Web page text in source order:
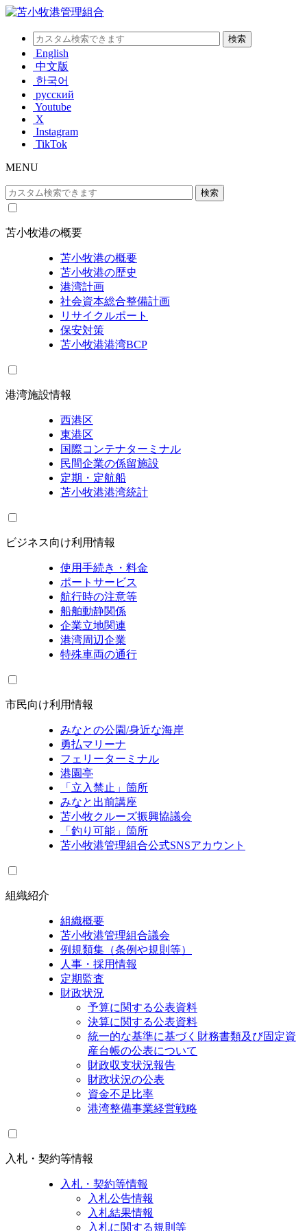
English
中文版
한국어
русский
Youtube
X
Instagram
TikTok
MENU
苫小牧港の概要
苫小牧港の概要
苫小牧港の歴史
港湾計画
社会資本総合整備計画
リサイクルポート
保安対策
苫小牧港港湾BCP
港湾施設情報
西港区
東港区
国際コンテナターミナル
民間企業の係留施設
定期・定航船
苫小牧港港湾統計
ビジネス向け利用情報
使用手続き・料金
ポートサービス
航行時の注意等
船舶動静関係
企業立地関連
港湾周辺企業
特殊車両の通行
市民向け利用情報
みなとの公園/身近な海岸
勇払マリーナ
フェリーターミナル
港園亭
「立入禁止」箇所
みなと出前講座
苫小牧クルーズ振興協議会
「釣り可能」箇所
苫小牧港管理組合公式SNSアカウント
組織紹介
組織概要
苫小牧港管理組合議会
例規類集（条例や規則等）
人事・採用情報
定期監査
財政状況
予算に関する公表資料
決算に関する公表資料
統一的な基準に基づく財務書類及び固定資
産台帳の公表について
財政収支状況報告
財政状況の公表
資金不足比率
港湾整備事業経営戦略
入札・契約等情報
入札・契約等情報
入札公告情報
入札結果情報
入札に関する規則等